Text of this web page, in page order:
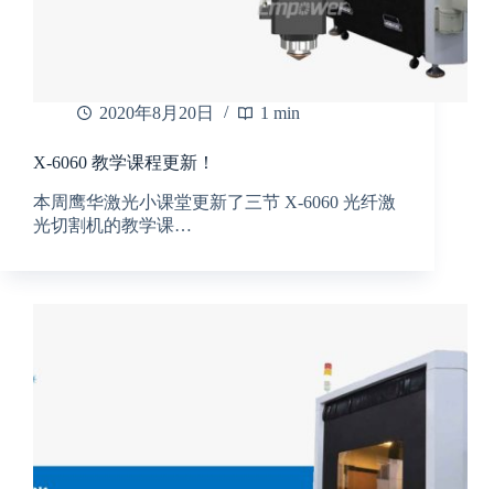
2020年8月20日 1 min
X-6060 教学课程更新！
本周鹰华激光小课堂更新了三节 X-6060 光纤激
光切割机的教学课…